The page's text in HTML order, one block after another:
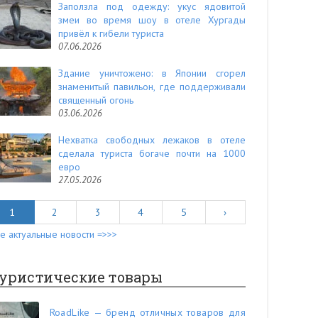
Заползла под одежду: укус ядовитой
змеи во время шоу в отеле Хургады
привёл к гибели туриста
07.06.2026
Здание уничтожено: в Японии сгорел
знаменитый павильон, где поддерживали
священный огонь
03.06.2026
Нехватка свободных лежаков в отеле
сделала туриста богаче почти на 1000
евро
27.05.2026
1 2 3 4 5
›
актуальные новости =>>>
товары
RoadLike — бренд отличных товаров для